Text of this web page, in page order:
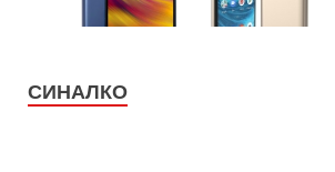
СИНАЛКО